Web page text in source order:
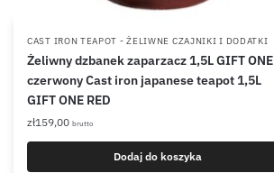
CAST IRON TEAPOT - ŻELIWNE CZAJNIKI I DODATKI
Żeliwny dzbanek zaparzacz 1,5L GIFT ONE
czerwony Cast iron japanese teapot 1,5L
GIFT ONE RED
zł159,00 brutto
Dodaj do koszyka